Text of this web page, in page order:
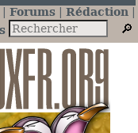
Forums
Rédaction